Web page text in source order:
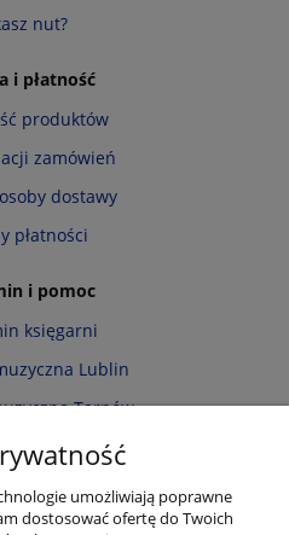
nut?
i płatność
produktów
zamówień
dostawy
płatności
i pomoc
księgarni
Lublin
Tarnów
o cookies
reklamacje
umożliwiają poprawne
dostosować ofertę do Twoich